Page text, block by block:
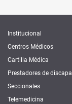
Institucional
Centros Médicos
Cartilla Médica
Prestadores de
Seccionales
Telemedicina